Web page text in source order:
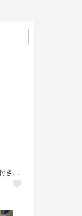
【新品未使用タグ付き】オールインワンキャミソールパンツ